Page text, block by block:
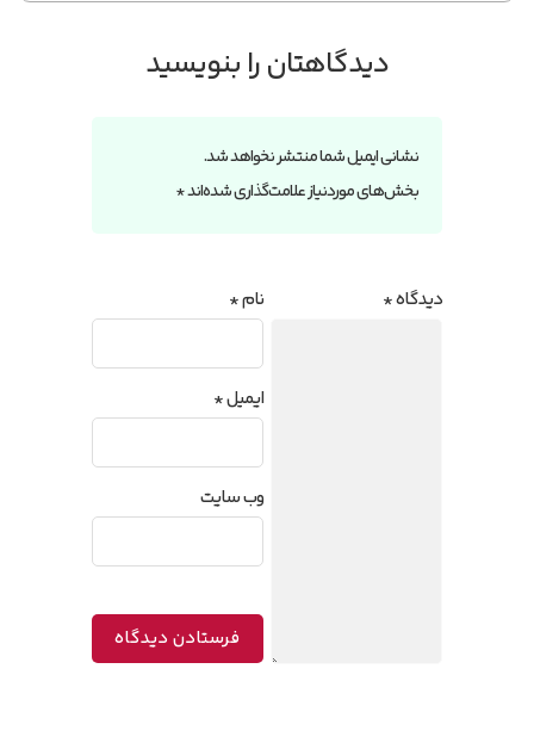
دیدگاهتان را بنویسید
نشانی ایمیل شما منتشر نخواهد شد.
بخش‌های موردنیاز علامت‌گذاری شده‌اند*
دیدگاه* نام*
ایمیل*
وب‌ سایت